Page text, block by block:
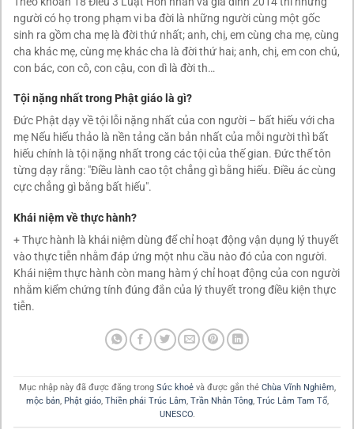
người có họ trong phạm vi ba đời là những người cùng một gốc
sinh ra gồm cha mẹ là đời thứ nhất; anh, chị, em cùng cha mẹ, cùng
cha khác mẹ, cùng mẹ khác cha là đời thứ hai; anh, chị, em con chú,
con bác, con cô, con cậu, con dì là đời th…
Tội nặng nhất trong Phật giáo là gì?
Đức Phật dạy về tội lỗi nặng nhất của con người – bất hiếu với cha
mẹ Nếu hiếu thảo là nền tảng căn bản nhất của mỗi người thì bất
hiếu chính là tội nặng nhất trong các tội của thế gian. Đức thế tôn
từng dạy rằng: "Điều lành cao tột chẳng gì bằng hiếu. Điều ác cùng
cực chẳng gì bằng bất hiếu".
Khái niệm về thực hành?
+ Thực hành là khái niệm dùng để chỉ hoạt động vận dụng lý thuyết
vào thực tiễn nhằm đáp ứng một nhu cầu nào đó của con người.
Khái niệm thực hành còn mang hàm ý chỉ hoạt động của con người
nhằm kiểm chứng tính đúng đắn của lý thuyết trong điều kiện thực
tiễn.
Mục nhập này đã được đăng trong Sức khoẻvà được gắn thẻ Chùa Vĩnh Nghiêm,
mộc bản, Phật giáo, Thiền phái Trúc Lâm, Trần Nhân Tông, Trúc Lâm Tam Tổ,
UNESCO.